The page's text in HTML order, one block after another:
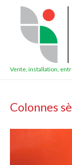
Vente, installation,
Colonnes